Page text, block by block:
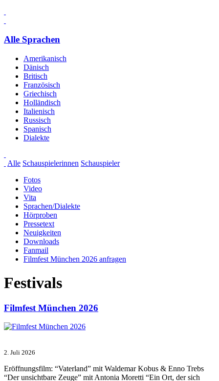
Alle Sprachen
Amerikanisch
Dänisch
Britisch
Französisch
Griechisch
Holländisch
Italienisch
Russisch
Spanisch
Dialekte
Alle Schauspielerinnen Schauspieler
Fotos
Video
Vita
Sprachen/Dialekte
Hörproben
Pressetext
Neuigkeiten
Downloads
Fanmail
Filmfest München 2026 anfragen
Festivals
Filmfest München 2026
2. Juli 2026
Eröffnungsfilm: “Vaterland” mit Waldemar Kobus & Enno Trebs
“Der unsichtbare Zeuge” mit Antonia Moretti “Ein Ort, der sich